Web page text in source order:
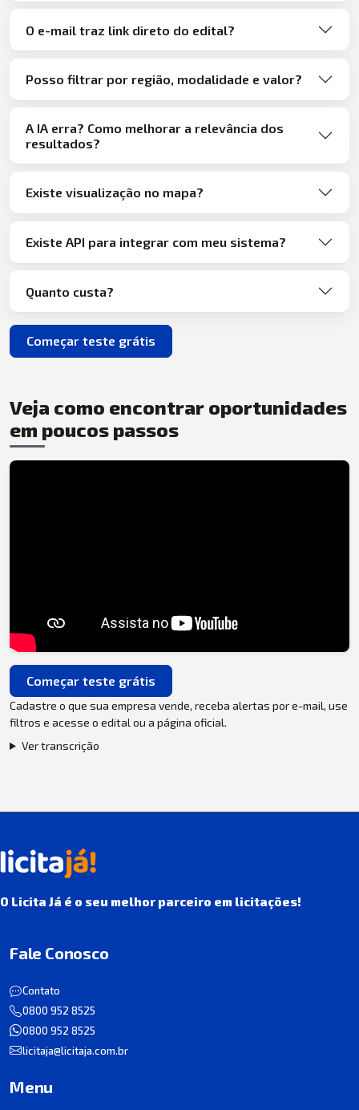
O e-mail traz link direto do edital?
Posso filtrar por região, modalidade e valor?
A IA erra? Como melhorar a relevância dos
resultados?
Existe visualização no mapa?
Existe API para integrar com meu sistema?
Quanto custa?
Começar teste grátis
Veja como encontrar oportunidades
em poucos passos
Começar teste grátis
Cadastre o que sua empresa vende, receba alertas por e-mail, use
filtros e acesse o edital ou a página oficial.
Ver transcrição
O Licita Já é o seu melhor parceiro em licitações!
Fale Conosco
Contato
0800 952 8525
0800 952 8525
licitaja@licitaja.com.br
Menu